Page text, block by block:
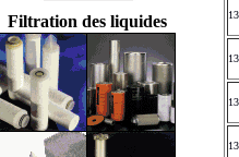
PNEUMATIQUES....
• AIR SENTRY® :
RENIFLARD
DESSICATEUR,
RENIFLARD
HYGROSCOPIQUE,
Filtration des liquides